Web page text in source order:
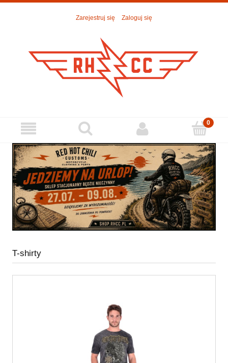
Zarejestruj się Zaloguj się
T-shirty